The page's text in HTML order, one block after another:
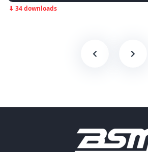
⬇ 34 downloads